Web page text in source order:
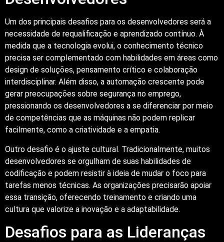
Um dos principais desafios para os desenvolvedores será a
necessidade de requalificação e aprendizado contínuo. À
medida que a tecnologia evolui, o conhecimento técnico
precisa ser complementado com habilidades em áreas como
design de soluções, pensamento crítico e colaboração
interdisciplinar. Além disso, a automação crescente pode
gerar preocupações sobre segurança no emprego,
pressionando os desenvolvedores a se diferenciar por meio
de competências que as máquinas não podem replicar
facilmente, como a criatividade e a empatia.
Outro desafio é o ajuste cultural. Tradicionalmente, muitos
desenvolvedores se orgulham de suas habilidades de
codificação e podem resistir à ideia de mudar o foco para
tarefas menos técnicas. As organizações precisarão apoiar
essa transição, oferecendo treinamento e criando uma
cultura que valorize a inovação e a adaptabilidade.
Desafios para as Lideranças